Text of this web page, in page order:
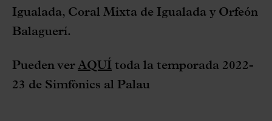
Igualada, Coral Mixta de Igualada y Orfeón
Balaguerí.
Pueden ver AQUÍ toda la temporada 2022-
23 de Simfònics al Palau